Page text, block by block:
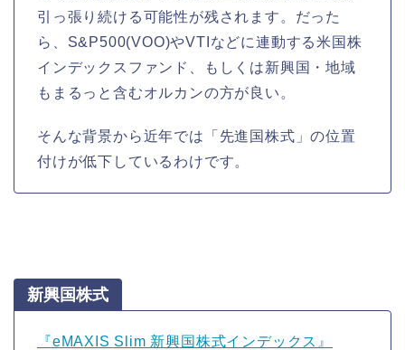
引っ張り続ける可能性が残されます。だった
ら、S&P500(VOO)やVTIなどに連動する米国株
インデックスファンド、もしくは新興国・地域
もまるっと含むオルカンの方が良い。
そんな背景から近年では「先進国株式」の位置
付けが低下しているわけです。
新興国株式
『eMAXIS Slim 新興国株式インデックス』